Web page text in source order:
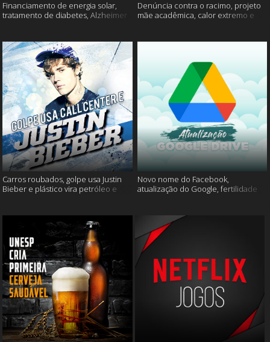
Financiamento de energia solar,
tratamento de diabetes, Alzheimer
Denúncia contra o racimo, projeto
mãe acadêmica, calor extremo e
Carros roubados, golpe usa Justin
Bieber e plástico vira petróleo e
Novo nome do Facebook,
atualização do Google, fertilidade